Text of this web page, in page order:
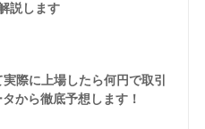
説します
際に上場したら何円で取引
から徹底予想します！